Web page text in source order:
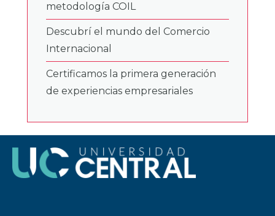
metodología COIL
Descubrí el mundo del Comercio
Internacional
Certificamos la primera generación
de experiencias empresariales